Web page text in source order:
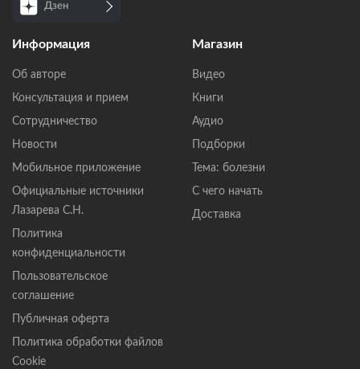
Дзен
Информация
Об авторе
Консультация и прием
Сотрудничество
Новости
Мобильное приложение
Официальные источники
Лазарева С.Н.
Политика
конфиденциальности
Пользовательское
соглашение
Публичная оферта
Политика обработки файлов
Cookie
Магазин
Видео
Книги
Аудио
Подборки
Тема: болезни
С чего начать
Доставка